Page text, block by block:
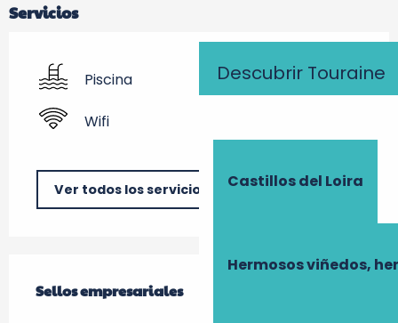
Descubrir Touraine
Castillos del Loira
Hermosos viñedos,
Servicios
Piscina
Wifi
Ver todos los servicios
Sellos empresariales
Sellos empresariales